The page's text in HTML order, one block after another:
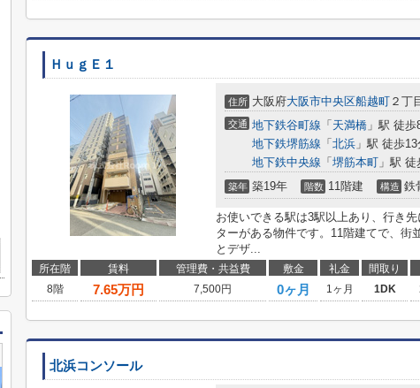
ＨｕｇＥ１
住所 大阪府大阪市中央区船越町 ２丁
交通 地下鉄谷町線 「 天満橋 」駅 徒歩
地下鉄堺筋線 「 北浜 」駅 徒歩13
地下鉄中央線 「 堺筋本町 」駅 徒
築年 築19年 階数 11階建 構造 鉄
お使いできる駅は3駅以上あり、行き
ターがある物件です。11階建てで、街
とデザ...
所在階 賃料 管理費・共益費 敷金 礼金 間取り
8階
7.65万円 7,500円 0ヶ月 1ヶ月 1DK
北浜コンソール